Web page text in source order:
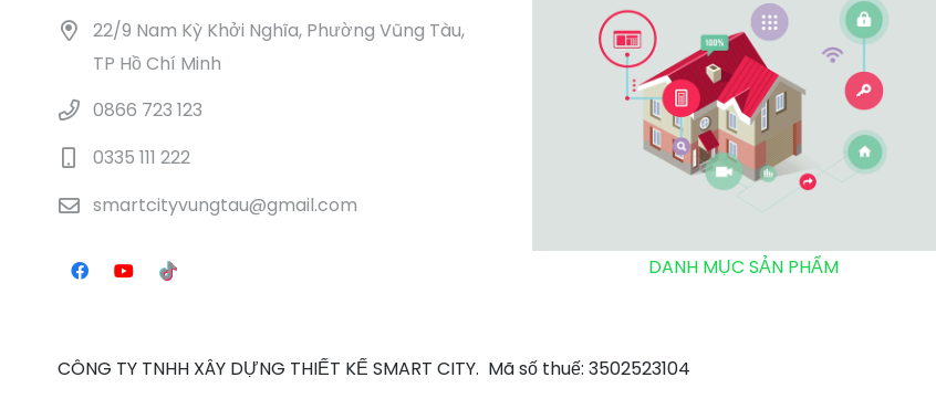
22/9 Nam Kỳ Khởi Nghĩa, Phường Vũng Tàu,
TP Hồ Chí Minh
0866 723 123
0335 111 222
smartcityvungtau@gmail.com
DANH MỤC SẢN PHẨM
CÔNG TY TNHH XÂY DỰNG THIẾT KẾ SMART CITY. Mã số thuế: 3502523104